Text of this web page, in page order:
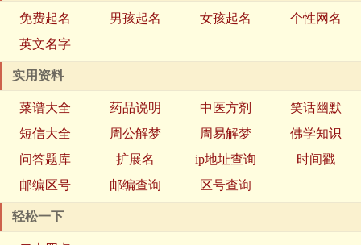
免费起名 男孩起名 女孩起名
个性网名
英文名字
实用资料
菜谱大全 药品说明 中医方剂
笑话幽默
短信大全
周公解梦 周易解梦
佛学知识
问答题库
扩展名 ip地址查询
时间戳
邮编区号
邮编查询 区号查询
轻松一下